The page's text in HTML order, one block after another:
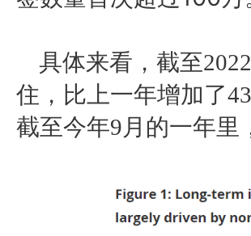
具体来看，截至
住，比上一年增加了
截至今年9月的一年里